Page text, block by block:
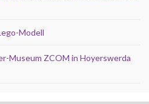
Modell
Museum ZCOM in Hoyerswerda